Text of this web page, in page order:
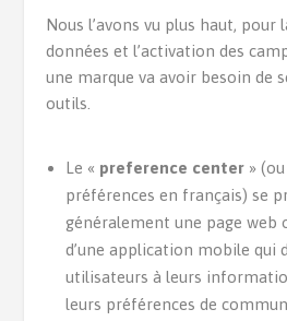
Nous l’avons vu plus haut, pour
données et l’activation des
une marque va avoir besoin de
outils.
Le « preference center» (ou
préférences en français) se
généralement une page web
d’une application mobile qui
utilisateurs à leurs
leurs préférences de